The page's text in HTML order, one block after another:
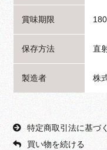
賞味期限
保存方法 直
製造者 株
特定商取引法に基づ
買い物を続ける